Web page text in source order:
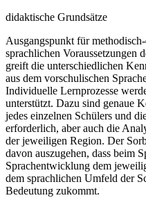
didaktische Grundsätze
Ausgangspunkt für
sprachlichen Voraussetzungen
greift die unterschiedlichen
aus dem vorschulischen
Individuelle Lernprozesse
unterstützt. Dazu sind genaue
jedes einzelnen Schülers und
erforderlich, aber auch die
der jeweiligen Region. Der
davon auszugehen, dass beim
Sprachentwicklung dem
dem sprachlichen Umfeld der
Bedeutung zukommt.